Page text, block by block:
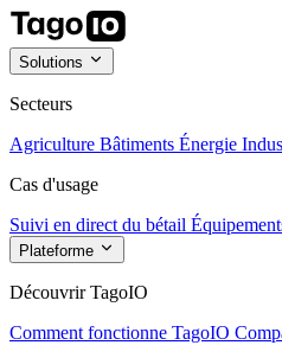
Solutions
Secteurs
Agriculture Bâtiments Énergie
Cas d'usage
Suivi en direct du bétail
Plateforme
Découvrir TagoIO
Comment fonctionne TagoIO